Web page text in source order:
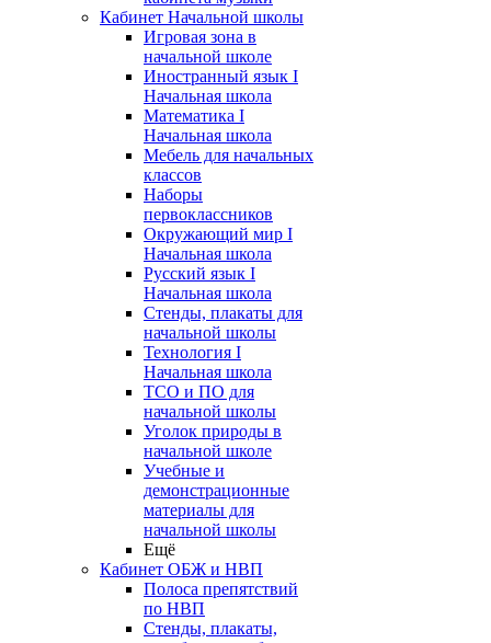
Кабинет Начальной школы
Игровая зона в
начальной школе
Иностранный язык I
Начальная школа
Математика I
Начальная школа
Мебель для начальных
классов
Наборы
первоклассников
Окружающий мир I
Начальная школа
Русский язык I
Начальная школа
Стенды, плакаты для
начальной школы
Технология I
Начальная школа
ТСО и ПО для
начальной школы
Уголок природы в
начальной школе
Учебные и
демонстрационные
материалы для
начальной школы
Ещё
Кабинет ОБЖ и НВП
Полоса препятствий
по НВП
Стенды, плакаты,